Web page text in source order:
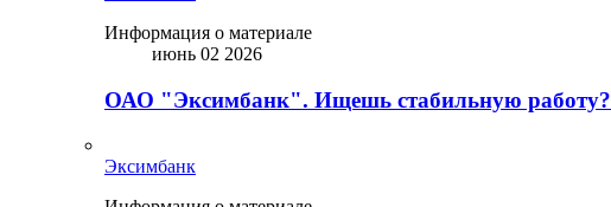
Информация о материале
июнь 02 2026
ОАО "Эксимбанк". Ищешь стабильную работу?
Эксимбанк